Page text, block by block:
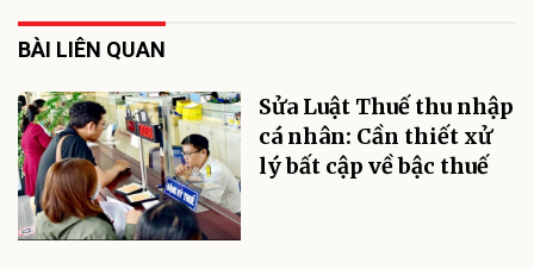
BÀI LIÊN QUAN
Sửa Luật Thuế thu nhập
cá nhân: Cần thiết xử
lý bất cập về bậc thuế